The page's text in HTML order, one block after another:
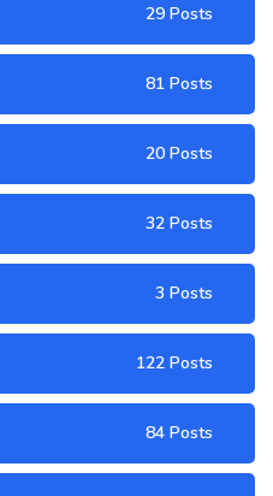
29 Posts
81 Posts
20 Posts
32 Posts
3 Posts
122 Posts
84 Posts